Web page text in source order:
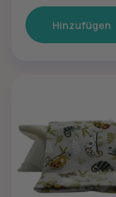
Hinzufügen